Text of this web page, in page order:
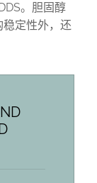
。胆固醇
稳定性外，还